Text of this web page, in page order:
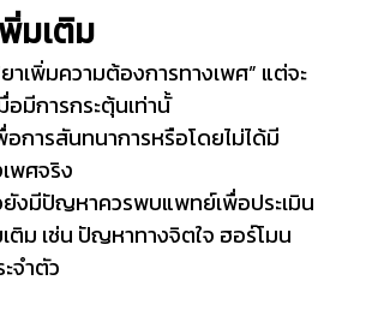
มเติม
ยาเพิ่มความต้องการทางเพศ” แต่จะ
มีการกระตุ้นเท่านั้
อการสันทนาการหรือโดยไม่ได้มี
พศจริง
ยังมีปัญหาควรพบแพทย์เพื่อประเมิน
ติม เช่น ปัญหาทางจิตใจ ฮอร์โมน
จำตัว